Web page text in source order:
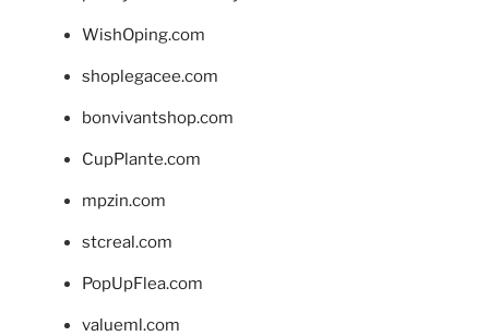
WishOping.com
shoplegacee.com
bonvivantshop.com
CupPlante.com
mpzin.com
stcreal.com
PopUpFlea.com
valueml.com